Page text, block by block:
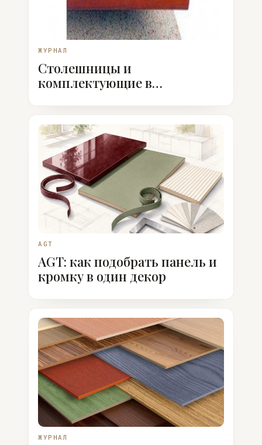
ЖУРНАЛ
Столешницы и
комплектующие в
AGT
AGT: как подобрать панель и
кромку в один декор
ЖУРНАЛ